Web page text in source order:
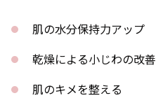
肌の水分保持力アップ
乾燥による小じわの改善
肌のキメを整える